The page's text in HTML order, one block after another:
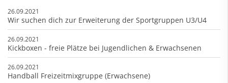
26.09.2021
Wir suchen dich zur Erweiterung der Sportgruppen U3/U4
26.09.2021
Kickboxen - freie Plätze bei Jugendlichen & Erwachsenen
26.09.2021
Handball Freizeitmixgruppe (Erwachsene)